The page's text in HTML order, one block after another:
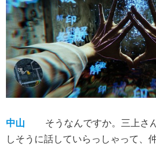
中山
そうなんですか。三上さ
しそうに話していらっしゃって、